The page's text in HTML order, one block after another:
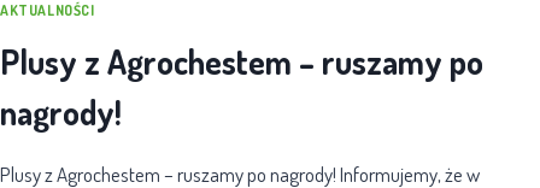
AKTUALNOŚCI
Plusy z Agrochestem – ruszamy po
nagrody!
Plusy z Agrochestem – ruszamy po nagrody! Informujemy, że w